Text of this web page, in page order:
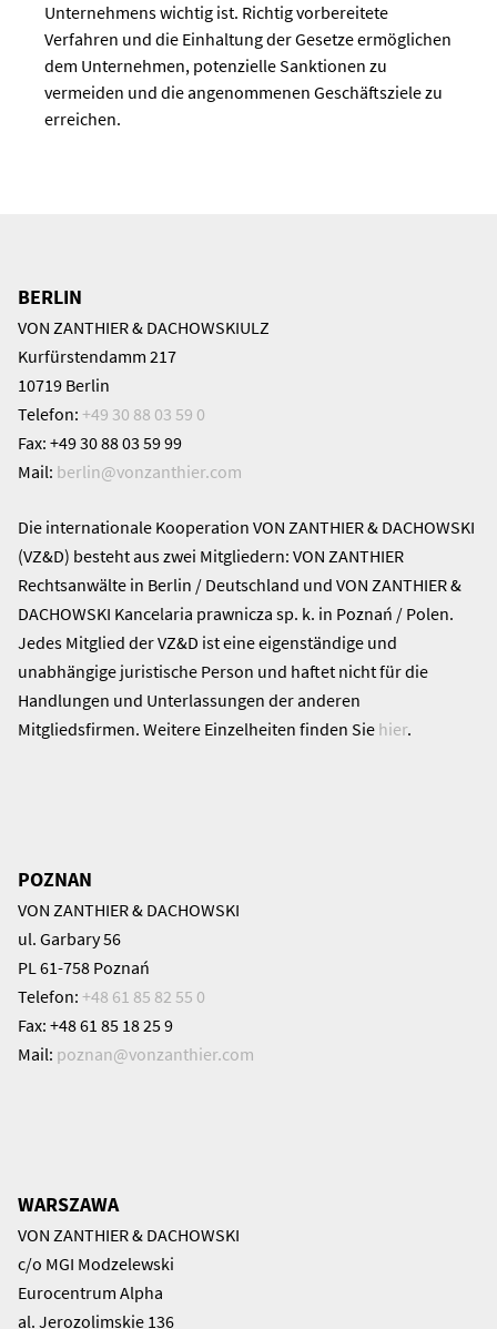
Unternehmens wichtig ist. Richtig vorbereitete
Verfahren und die Einhaltung der Gesetze ermöglichen
dem Unternehmen, potenzielle Sanktionen zu
vermeiden und die angenommenen Geschäftsziele zu
erreichen.
BERLIN
VON ZANTHIER & DACHOWSKIULZ
Kurfürstendamm 217
10719 Berlin
Telefon: +49 30 88 03 59 0
Fax: +49 30 88 03 59 99
Mail: berlin@vonzanthier.com
Die internationale Kooperation VON ZANTHIER & DACHOWSKI
(VZ&D) besteht aus zwei Mitgliedern: VON ZANTHIER
Rechtsanwälte in Berlin / Deutschland und VON ZANTHIER &
DACHOWSKI Kancelaria prawnicza sp. k. in Poznań / Polen.
Jedes Mitglied der VZ&D ist eine eigenständige und
unabhängige juristische Person und haftet nicht für die
Handlungen und Unterlassungen der anderen
Mitgliedsfirmen. Weitere Einzelheiten finden Sie hier.
POZNAN
VON ZANTHIER & DACHOWSKI
ul. Garbary 56
PL 61-758 Poznań
Telefon: +48 61 85 82 55 0
Fax: +48 61 85 18 25 9
Mail: poznan@vonzanthier.com
WARSZAWA
VON ZANTHIER & DACHOWSKI
c/o MGI Modzelewski
Eurocentrum Alpha
al. Jerozolimskie 136